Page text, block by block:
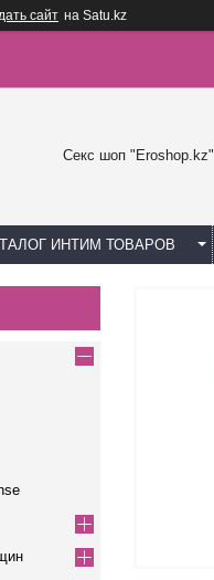
сайт на Satu.kz
Секс шоп "Eroshop.kz"
ИНТИМ ТОВАРОВ